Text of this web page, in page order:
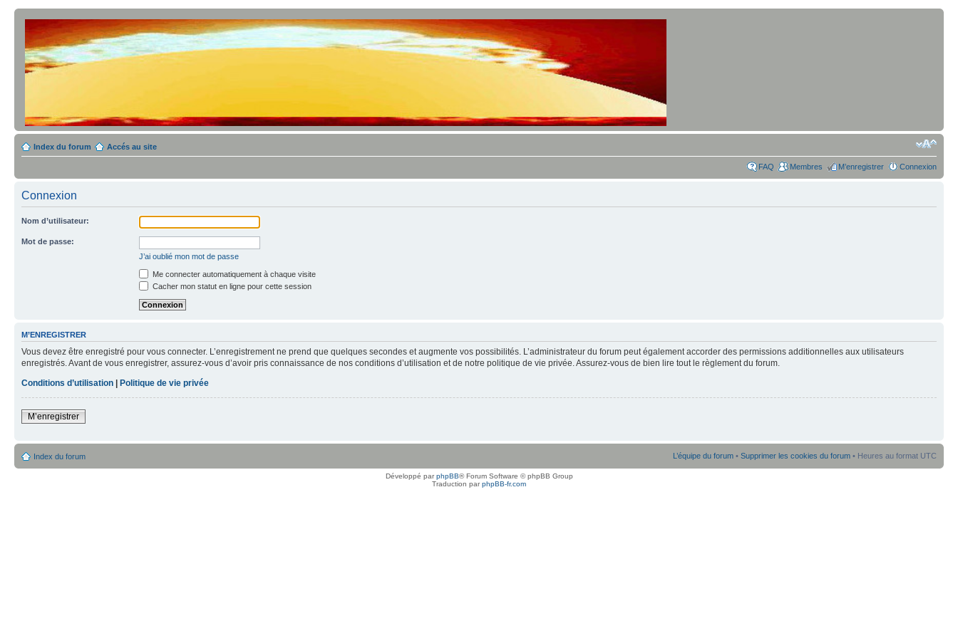
Index du forum Accés au site
FAQ Membres M’enregistrer Connexion
Connexion
Nom d’utilisateur:
Mot de passe:
J’ai oublié mon mot de passe
Me connecter automatiquement à chaque visite
Cacher mon statut en ligne pour cette session
M’ENREGISTRER
Vous devez être enregistré pour vous connecter. L’enregistrement ne prend que quelques secondes et augmente vos possibilités. L’administrateur du forum peut également accorder des permissions additionnelles aux utilisateurs
enregistrés. Avant de vous enregistrer, assurez-vous d’avoir pris connaissance de nos conditions d’utilisation et de notre politique de vie privée. Assurez-vous de bien lire tout le règlement du forum.
Conditions d’utilisation | Politique de vie privée
M’enregistrer
Index du forum L’équipe du forum • Supprimer les cookies du forum • Heures au format UTC
Développé parphpBB® Forum Software © phpBB Group
Traduction parphpBB-fr.com